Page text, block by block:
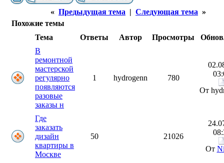
« Предыдущая тема | Следующая тема »
Похожие темы
Тема
Ответы Автор Просмотры
В
ремонтной
мастерской
регулярно
появляются
разовые
заказы н
1 hydrogenn 780
От
Где
заказать
дизайн
квартиры в
Москве
50 21026
От